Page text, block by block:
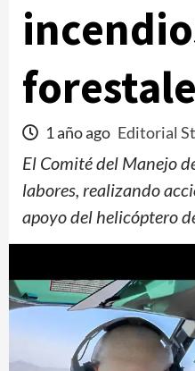
1 año ago Editorial
El Comité del Manejo
labores, realizando
apoyo del helicóptero